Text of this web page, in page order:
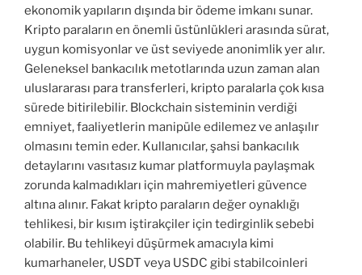
ekonomik yapıların dışında bir ödeme imkanı sunar.
Kripto paraların en önemli üstünlükleri arasında sürat,
uygun komisyonlar ve üst seviyede anonimlik yer alır.
Geleneksel bankacılık metotlarında uzun zaman alan
uluslararası para transferleri, kripto paralarla çok kısa
sürede bitirilebilir. Blockchain sisteminin verdiği
emniyet, faaliyetlerin manipüle edilemez ve anlaşılır
olmasını temin eder. Kullanıcılar, şahsi bankacılık
detaylarını vasıtasız kumar platformuyla paylaşmak
zorunda kalmadıkları için mahremiyetleri güvence
altına alınır. Fakat kripto paraların değer oynaklığı
tehlikesi, bir kısım iştirakçiler için tedirginlik sebebi
olabilir. Bu tehlikeyi düşürmek amacıyla kimi
kumarhaneler, USDT veya USDC gibi stabilcoinleri